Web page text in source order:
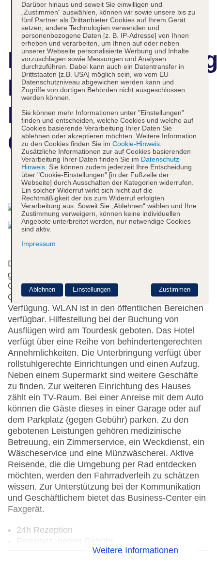
Hampton By
Hilton Utrecht
Central Station
Das bietet Ihre Unterkunft
Das freundliche Personal an der Rezeption ist
gerne bei allen Fragen behilflich. Eine
Gepäckaufbewahrung, ein Safe und ein
Getränkeautomat stehen als Serviceleistungen zur
Verfügung. WLAN ist in den öffentlichen Bereichen
verfügbar. Hilfestellung bei der Buchung von
Ausflügen wird am Tourdesk geboten. Das Hotel
verfügt über eine Reihe von behindertengerechten
Annehmlichkeiten. Die Unterbringung verfügt über
rollstuhlgerechte Einrichtungen und einen Aufzug.
Neben einem Supermarkt sind weitere Geschäfte
zu finden. Zur weiteren Einrichtung des Hauses
zählt ein TV-Raum. Bei einer Anreise mit dem Auto
können die Gäste dieses in einer Garage oder auf
dem Parkplatz (gegen Gebühr) parken. Zu den
gebotenen Leistungen gehören medizinische
Betreuung, ein Zimmerservice, ein Weckdienst, ein
Wäscheservice und eine Münzwäscherei. Aktive
Reisende, die die Umgebung per Rad entdecken
möchten, werden den Fahrradverleih zu schätzen
wissen. Zur Unterstützung bei der Kommunikation
und Geschäftlichem bietet das Business-Center ein
Faxgerät.
24h Rezeption
Check-in von: 15:00:00Weitere Informationen
Darüber hinaus und soweit Sie einwilligen und
„Zustimmen“ auswählen, können wir sowie unsere bis zu
fünf Partner als Drittanbieter Cookies auf Ihrem Gerät
setzen, andere Technologien verwenden und
personenbezogene Daten [z. B. IP-Adresse] von Ihnen
erheben und verarbeiten, um Ihnen auf oder neben
unserer Webseite personalisierte Werbung und Inhalte
vorzuschlagen sowie Messungen und Analysen
durchzuführen. Dabei kann auch ein Datentransfer in
Drittstaaten [z.B. USA] möglich sein, wo vom EU-
Datenschutzniveau abgewichen werden kann und
Zugriffe von dortigen Behörden nicht ausgeschlossen
werden können.
Sie können mehr Informationen unter "Einstellungen"
finden und entscheiden, welche Cookies und welche auf
Cookies basierende Verarbeitung Ihrer Daten Sie
ablehnen oder akzeptieren möchten. Weitere Information
zu den Cookies finden Sie im Cookie-Hinweis.
Zusätzliche Informationen zur auf Cookies basierenden
Verarbeitung Ihrer Daten finden Sie im Datenschutz-
Hinweis. Sie können zudem jederzeit Ihre Entscheidung
über "Cookie-Einstellungen" [in der Fußzeile der
Webseite] durch Ausschalten der Kategorien widerrufen.
Ein solcher Widerruf wirkt sich nicht auf die
Rechtmäßigkeit der bis zum Widerruf erfolgten
Verarbeitung aus. Soweit Sie „Ablehnen“ wählen und Ihre
Zustimmung verweigern, können keine individuellen
Angebote unterbreitet werden, nur notwendige Cookies
sind aktiv.
Impressum
Zustimmen
Ablehnen Einstellungen